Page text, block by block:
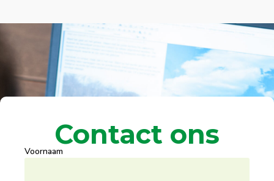
Contact ons
Voornaam